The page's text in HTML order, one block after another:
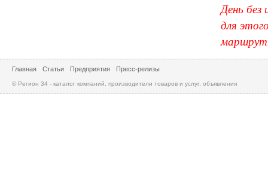
День без
для
Главная Статьи Предприятия Пресс-релизы
© Регион 34 - каталог компаний, производители товаров и услуг, объявления